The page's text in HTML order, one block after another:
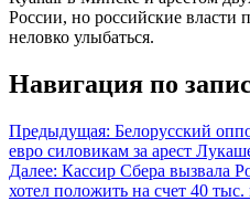
России, но российские власти
неловко улыбаться.
Навигация по
Предыдущая: Белорусский
евро силовикам за арест
Далее: Кассир Сбера вызвала
хотел положить на счет 40